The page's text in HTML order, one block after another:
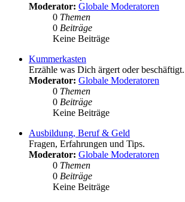
Moderator: Globale Moderatoren
0 Themen
0 Beiträge
Keine Beiträge
Kummerkasten
Erzähle was Dich ärgert oder
Moderator: Globale Moderatoren
0 Themen
0 Beiträge
Keine Beiträge
Ausbildung, Beruf & Geld
Fragen, Erfahrungen und Tips.
Moderator: Globale Moderatoren
0 Themen
0 Beiträge
Keine Beiträge